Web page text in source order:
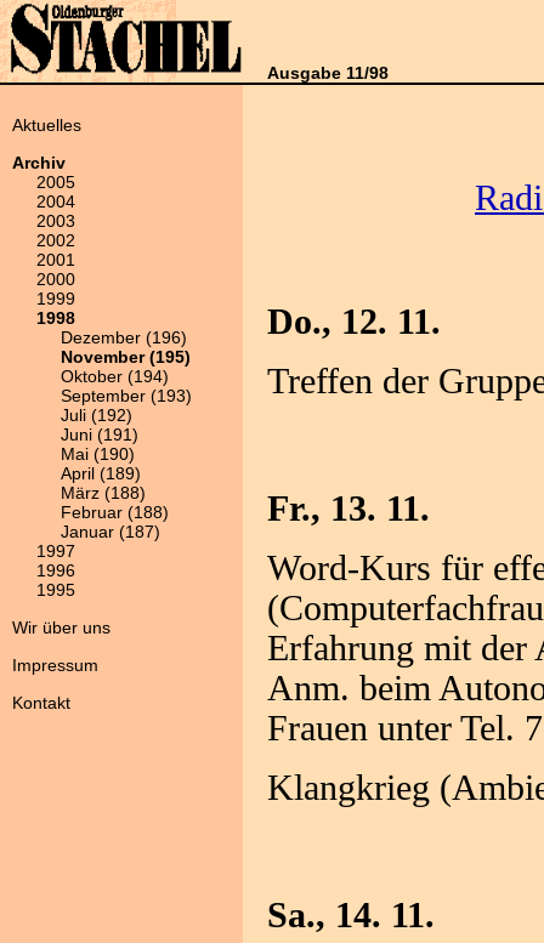
Ausgabe 11/98
Aktuelles
Archiv
2005
2004
2003
2002
2001
2000
1999
1998
Dezember (196)
November (195)
Oktober (194)
September (193)
Juli (192)
Juni (191)
Mai (190)
April (189)
März (188)
Februar (188)
Januar (187)
1997
1996
1995
Wir über uns
Impressum
Kontakt
Do., 12. 11.
Treffen der
Fr., 13. 11.
Word-Kurs für
Erfahrung mit der
Anm. beim
Frauen unter Tel.
Klangkrieg
Sa., 14. 11.